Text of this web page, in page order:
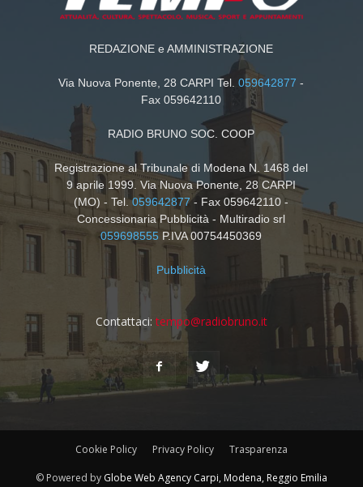
REDAZIONE e AMMINISTRAZIONE
Via Nuova Ponente, 28 CARPI Tel.059642877 -
Fax 059642110
RADIO BRUNO SOC. COOP
Registrazione al Tribunale di Modena N. 1468 del
9 aprile 1999. Via Nuova Ponente, 28 CARPI
(MO) - Tel.059642877- Fax 059642110 -
Concessionaria Pubblicità - Multiradio srl
059698555 P.IVA 00754450369
Pubblicità
Contattaci: tempo@radiobruno.it
Cookie Policy Privacy Policy Trasparenza
© Powered by Globe Web Agency Carpi, Modena, Reggio Emilia